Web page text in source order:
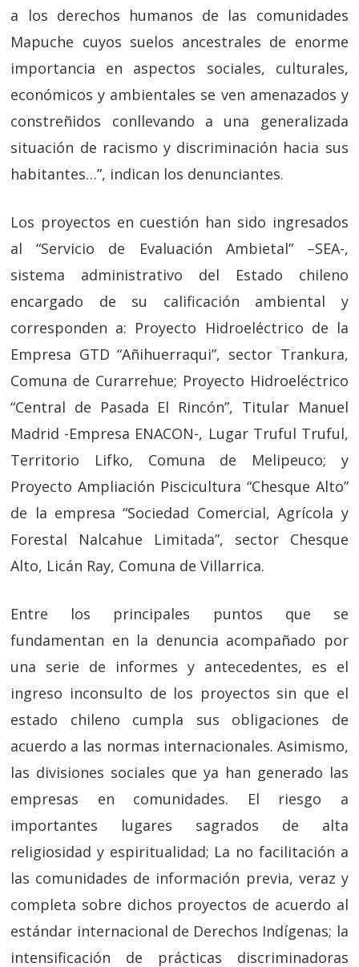
a los derechos humanos de las comunidades
Mapuche cuyos suelos ancestrales de enorme
importancia en aspectos sociales, culturales,
económicos y ambientales se ven amenazados y
constreñidos conllevando a una generalizada
situación de racismo y discriminación hacia sus
habitantes…”, indican los denunciantes.
Los proyectos en cuestión han sido ingresados
al “Servicio de Evaluación Ambietal” –SEA-,
sistema administrativo del Estado chileno
encargado de su calificación ambiental y
corresponden a: Proyecto Hidroeléctrico de la
Empresa GTD “Añihuerraqui”, sector Trankura,
Comuna de Curarrehue; Proyecto Hidroeléctrico
“Central de Pasada El Rincón”, Titular Manuel
Madrid -Empresa ENACON-, Lugar Truful Truful,
Territorio Lifko, Comuna de Melipeuco; y
Proyecto Ampliación Piscicultura “Chesque Alto”
de la empresa “Sociedad Comercial, Agrícola y
Forestal Nalcahue Limitada”, sector Chesque
Alto, Licán Ray, Comuna de Villarrica.
Entre los principales puntos que se
fundamentan en la denuncia acompañado por
una serie de informes y antecedentes, es el
ingreso inconsulto de los proyectos sin que el
estado chileno cumpla sus obligaciones de
acuerdo a las normas internacionales. Asimismo,
las divisiones sociales que ya han generado las
empresas en comunidades. El riesgo a
importantes lugares sagrados de alta
religiosidad y espiritualidad; La no facilitación a
las comunidades de información previa, veraz y
completa sobre dichos proyectos de acuerdo al
estándar internacional de Derechos Indígenas; la
intensificación de prácticas discriminadoras